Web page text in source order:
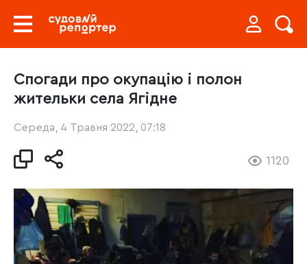
Спогади про окупацію і полон
жительки села Ягідне
Середа, 4 Травня 2022, 07:18
1120